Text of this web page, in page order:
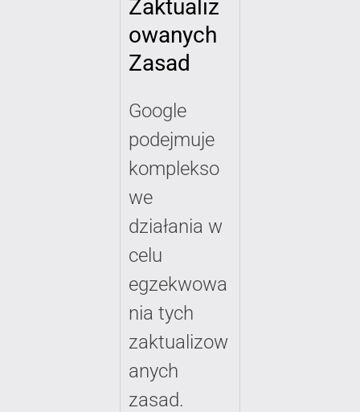
Zaktualiz
owanych
Zasad
Google
podejmuje
komplekso
we
działania w
celu
egzekwowa
nia tych
zaktualizow
anych
zasad.